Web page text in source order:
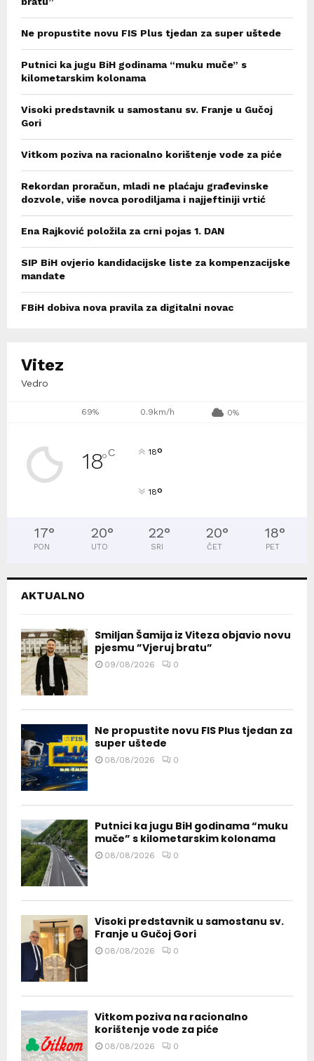
Ne propustite novu FIS Plus tjedan za super uštede
Putnici ka jugu BiH godinama “muku muče” s
kilometarskim kolonama
Visoki predstavnik u samostanu sv. Franje u Gučoj
Gori
Vitkom poziva na racionalno korištenje vode za piće
Rekordan proračun, mladi ne plaćaju građevinske
dozvole, više novca porodiljama i najjeftiniji vrtić
Ena Rajković položila za crni pojas 1. DAN
SIP BiH ovjerio kandidacijske liste za kompenzacijske
mandate
FBiH dobiva nova pravila za digitalni novac
Vitez
Vedro
69% 0.9km/h 0%
18°C 18°
18°
17°
PON
20°
UTO
22°
SRI
20°
ČET
18°
PET
AKTUALNO
Smiljan Šamija iz Viteza objavio novu
pjesmu ”Vjeruj bratu”
09/08/2026 0
Ne propustite novu FIS Plus tjedan za
super uštede
08/08/2026 0
Putnici ka jugu BiH godinama “muku
muče” s kilometarskim kolonama
08/08/2026 0
Visoki predstavnik u samostanu sv.
Franje u Gučoj Gori
08/08/2026 0
Vitkom poziva na racionalno
korištenje vode za piće
08/08/2026 0